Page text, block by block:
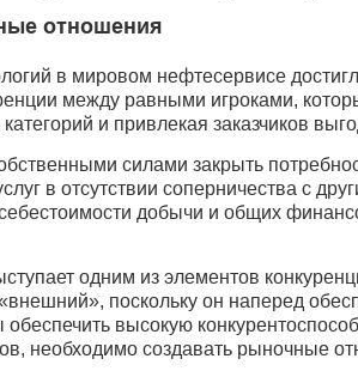
отношения
в мировом нефтесервисе
между равными игроками,
и привлекая заказчиков
силами закрыть
в отсутствии соперничества с
себестоимости добычи и общих
одним из элементов
поскольку он наперед
высокую
необходимо создавать рыночные